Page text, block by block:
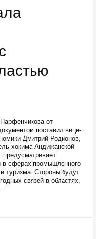
от
поставил вице-
Дмитрий Родионов,
хокима Андижанской
в сферах промышленного
туризма. Стороны будут
связей в областях,